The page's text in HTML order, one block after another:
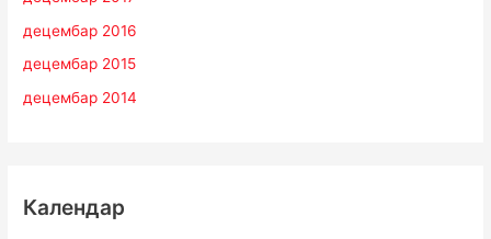
децембар 2016
децембар 2015
децембар 2014
Календар